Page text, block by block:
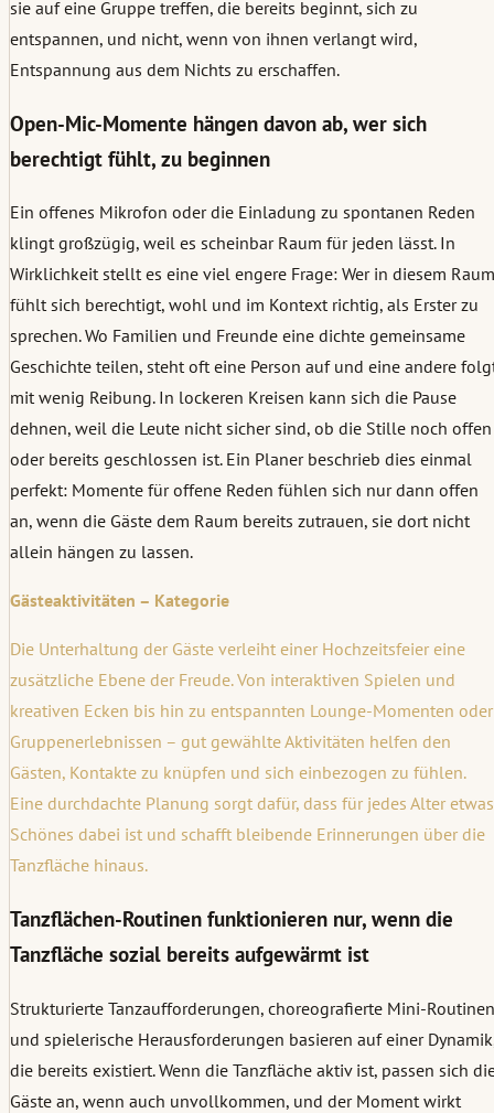
sie auf eine Gruppe treffen, die bereits beginnt, sich zu
entspannen, und nicht, wenn von ihnen verlangt wird,
Entspannung aus dem Nichts zu erschaffen.
Open-Mic-Momente hängen davon ab, wer sich
berechtigt fühlt, zu beginnen
Ein offenes Mikrofon oder die Einladung zu spontanen Reden
klingt großzügig, weil es scheinbar Raum für jeden lässt. In
Wirklichkeit stellt es eine viel engere Frage: Wer in diesem Raum
fühlt sich berechtigt, wohl und im Kontext richtig, als Erster zu
sprechen. Wo Familien und Freunde eine dichte gemeinsame
Geschichte teilen, steht oft eine Person auf und eine andere
mit wenig Reibung. In lockeren Kreisen kann sich die Pause
dehnen, weil die Leute nicht sicher sind, ob die Stille noch offen
oder bereits geschlossen ist. Ein Planer beschrieb dies einmal
perfekt: Momente für offene Reden fühlen sich nur dann offen
an, wenn die Gäste dem Raum bereits zutrauen, sie dort nicht
allein hängen zu lassen.
Gästeaktivitäten – Kategorie
Die Unterhaltung der Gäste verleiht einer Hochzeitsfeier eine
zusätzliche Ebene der Freude. Von interaktiven Spielen und
kreativen Ecken bis hin zu entspannten Lounge-Momenten oder
Gruppenerlebnissen – gut gewählte Aktivitäten helfen den
Gästen, Kontakte zu knüpfen und sich einbezogen zu fühlen.
Eine durchdachte Planung sorgt dafür, dass für jedes Alter etwas
Schönes dabei ist und schafft bleibende Erinnerungen über die
Tanzfläche hinaus.
Tanzflächen-Routinen funktionieren nur, wenn die
Tanzfläche sozial bereits aufgewärmt ist
Strukturierte Tanzaufforderungen, choreografierte Mini-Routinen
und spielerische Herausforderungen basieren auf einer
die bereits existiert. Wenn die Tanzfläche aktiv ist, passen sich
Gäste an, wenn auch unvollkommen, und der Moment wirkt